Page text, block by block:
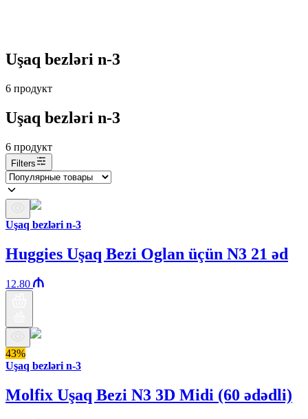
Uşaq bezləri n-3
6 продукт
Uşaq bezləri n-3
6 продукт
Filters
Uşaq bezləri n-3
Huggies Uşaq Bezi Oglan üçün N3 21 əd
12.80
43%
Uşaq bezləri n-3
Molfix Uşaq Bezi N3 3D Midi (60 ədədli)